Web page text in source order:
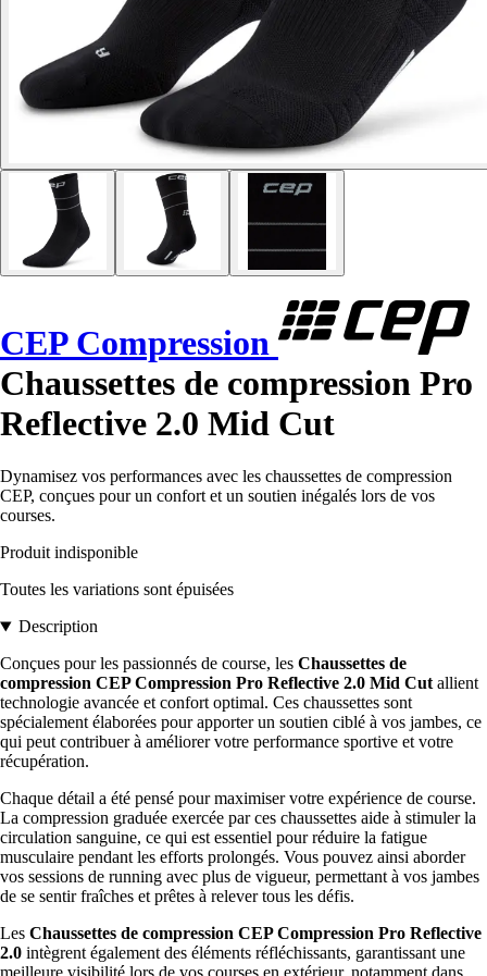
CEP Compression
Chaussettes de compression Pro
Reflective 2.0 Mid Cut
Dynamisez vos performances avec les chaussettes de compression
CEP, conçues pour un confort et un soutien inégalés lors de vos
courses.
Produit indisponible
Toutes les variations sont épuisées
Description
Conçues pour les passionnés de course, les Chaussettes de
compression CEP Compression Pro Reflective 2.0 Mid Cut allient
technologie avancée et confort optimal. Ces chaussettes sont
spécialement élaborées pour apporter un soutien ciblé à vos jambes, ce
qui peut contribuer à améliorer votre performance sportive et votre
récupération.
Chaque détail a été pensé pour maximiser votre expérience de course.
La compression graduée exercée par ces chaussettes aide à stimuler la
circulation sanguine, ce qui est essentiel pour réduire la fatigue
musculaire pendant les efforts prolongés. Vous pouvez ainsi aborder
vos sessions de running avec plus de vigueur, permettant à vos jambes
de se sentir fraîches et prêtes à relever tous les défis.
Les Chaussettes de compression CEP Compression Pro Reflective
2.0 intègrent également des éléments réfléchissants, garantissant une